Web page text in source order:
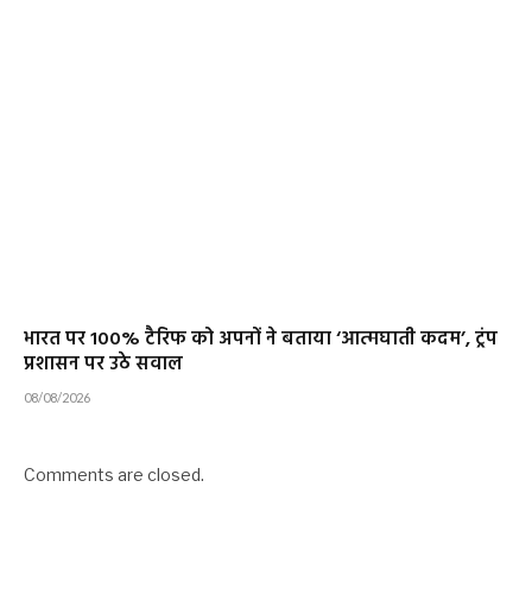
भारत पर 100% टैरिफ को अपनों ने बताया ‘आत्मघाती कदम’, ट्रंप
प्रशासन पर उठे सवाल
08/08/2026
Comments are closed.